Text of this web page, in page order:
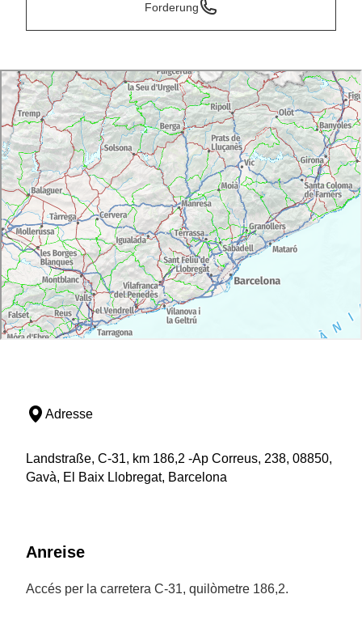
Forderung
Adresse
Landstraße, C-31, km 186,2 -Ap Correus, 238, 08850,
Gavà, El Baix Llobregat, Barcelona
Anreise
Accés per la carretera C-31, quilòmetre 186,2.